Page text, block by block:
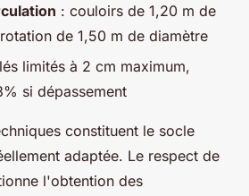
: couloirs de 1,20 m de
de 1,50 m de diamètre
limités à 2 cm maximum,
si dépassement
constituent le socle
adaptée. Le respect de
l'obtention des